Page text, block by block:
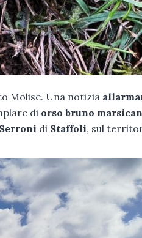
Molise. Una notizia
di orso bruno
Serroni di Staffoli, sul